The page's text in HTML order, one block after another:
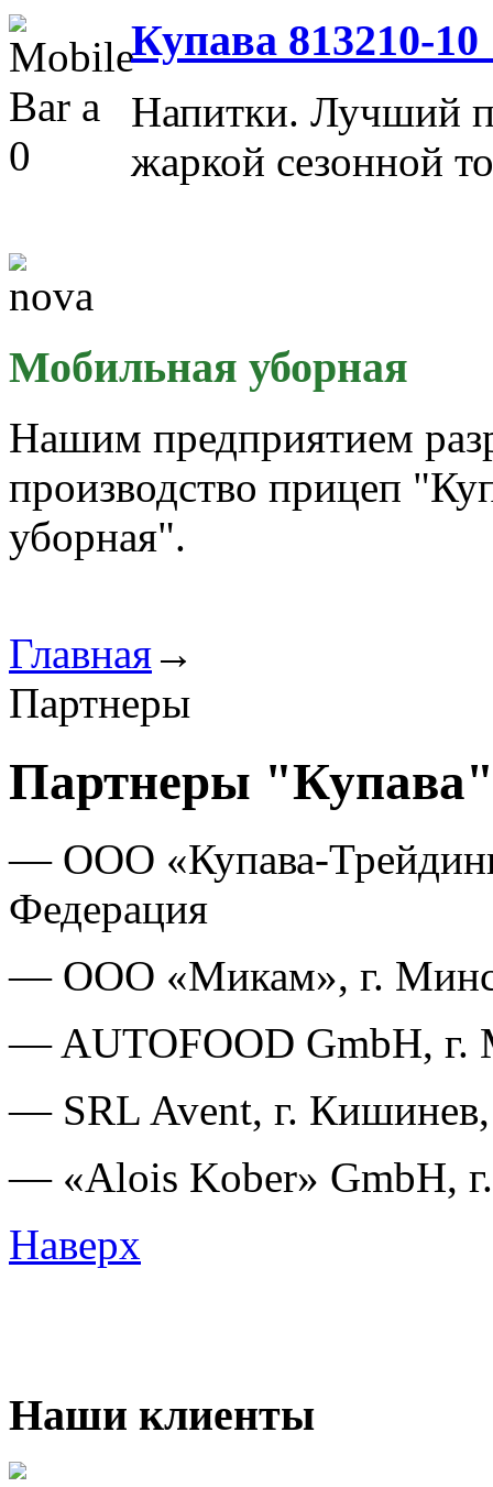
Купава 813210-
Напитки. Лучший
жаркой сезонной
Мобильная уборная
Нашим предприятием
производство прицеп
уборная".
Главная→
Партнеры
Партнеры
— ООО «Купава-
Федерация
— ООО «Микам», г.
— AUTOFOOD GmbH, г.
— SRL Avent, г.
— «Alois Kober» GmbH,
Наверх
Наши клиенты